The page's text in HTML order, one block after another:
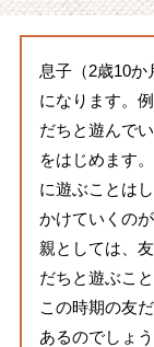
息子（2歳10
になります。
だちと遊んで
をはじめます
に遊ぶことは
かけていくのが
親としては、
だちと遊ぶこ
この時期の友
あるのでしょう